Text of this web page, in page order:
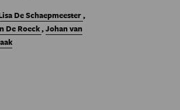
De Schaepmeester,
De Roeck,Johan van